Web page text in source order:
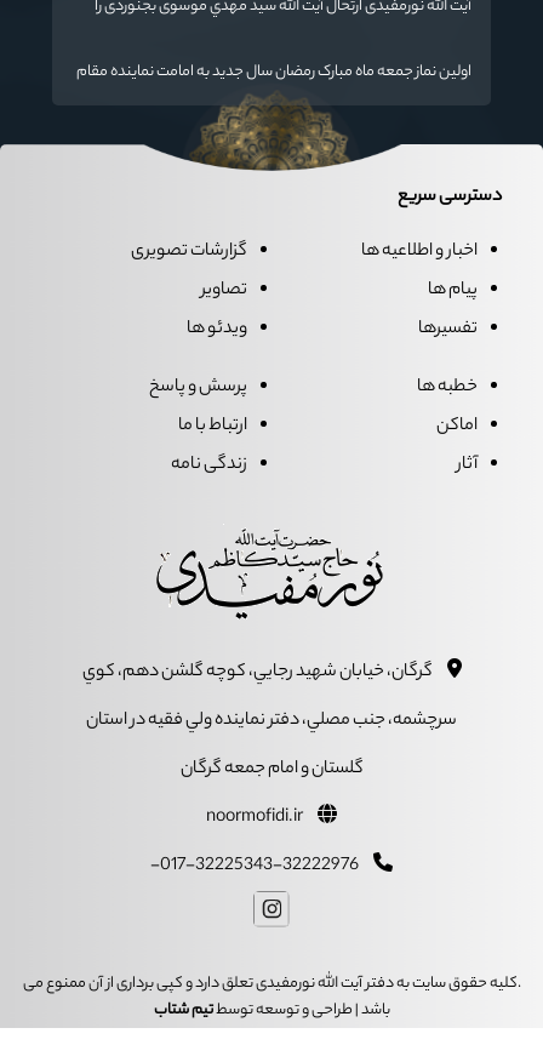
آیت الله نورمفیدی ارتحال آیت الله سيد مهدي موسوی بجنوردی را
اولین نماز جمعه ماه مبارک رمضان سال جدید به امامت نماینده مقام
معظم رهبری دراستان گلستان اقامه می گردد.
دسترسی سریع
اخبار و اطلاعیه ها
پیام ها
تفسیرها
گزارشات تصویری
تصاویر
ویدئو ها
خطبه ها
اماکن
آثار
پرسش و پاسخ
ارتباط با ما
زندگی نامه
گرگان، خيابان شهيد رجايي، کوچه گلشن دهم، کوي
سرچشمه، جنب مصلي، دفتر نماينده ولي فقيه در استان
گلستان و امام جمعه گرگان
.کلیه حقوق سایت به دفتر آیت الله نورمفیدی تعلق دارد و کپی برداری از آن ممنوع می
باشد | طراحی و توسعه توسطتیم شتاب